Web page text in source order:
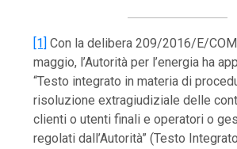
[1] Con la delibera 209/2016/E/
maggio, l’Autorità per l’energia ha
“Testo integrato in materia di
risoluzione extragiudiziale delle
clienti o utenti finali e operatori o
regolati dall’Autorità” (Testo